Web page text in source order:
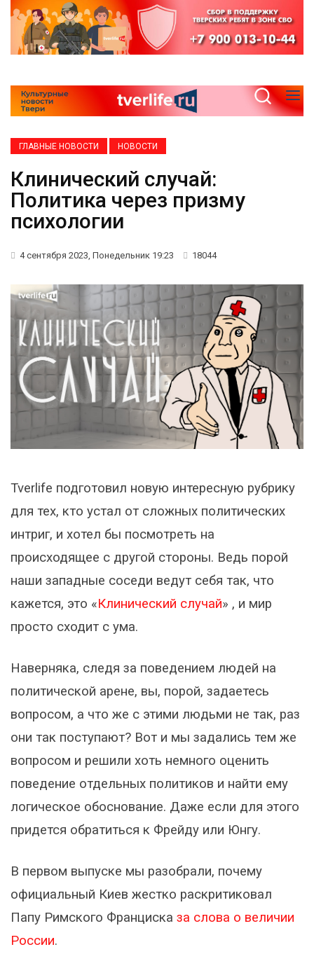
ГЛАВНЫЕ НОВОСТИ НОВОСТИ
Клинический случай:
Политика через призму
психологии
4 сентября 2023, Понедельник 19:23 18044
Tverlife подготовил новую интересную рубрику
для тех, кто устал от сложных политических
интриг, и хотел бы посмотреть на
происходящее с другой стороны. Ведь порой
наши западные соседи ведут себя так, что
кажется, это «Клинический случай» , и мир
просто сходит с ума.
Наверняка, следя за поведением людей на
политической арене, вы, порой, задаетесь
вопросом, а что же с этими людьми не так, раз
они так поступают? Вот и мы задались тем же
вопросом и решили хоть немного оценить
поведение отдельных политиков и найти ему
логическое обоснование. Даже если для этого
придется обратиться к Фрейду или Юнгу.
В первом выпуске мы разобрали, почему
официальный Киев жестко раскритиковал
Папу Римского Франциска за слова о величии
России.